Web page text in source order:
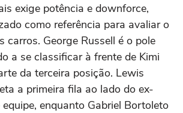
exige potência e downforce,
como referência para avaliar o
carros. George Russell é o pole
a se classificar à frente de Kimi
da terceira posição. Lewis
a primeira fila ao lado do ex-
enquanto Gabriel Bortoleto